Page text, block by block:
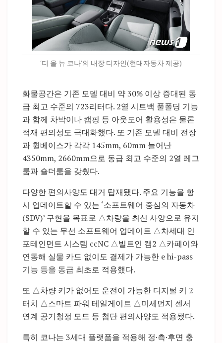
‘디 올 뉴 코나’의 내장 디자인(현대자동차 제공)
화물공간은 기존 모델 대비 약 30% 이상 증대된 동
급 최고 수준의 723리터다. 2열 시트백 풀폴딩 기능
과 함께 차박이나 캠핑 등 아웃도어 활용성은 물론
적재 편의성도 극대화했다. 또 기존 모델 대비 전장
과 휠베이스가 각각 145mm, 60mm 늘어난
4350mm, 2660mm으로 동급 최고 수준의 2열 레그
룸과 숄더룸을 갖췄다.
다양한 편의사양도 대거 탑재됐다. 주요 기능을 항
시 업데이트할 수 있는 ‘소프트웨어 중심의 자동차
(SDV)’ 구현을 목표로 △차량을 최신 사양으로 유지
할 수 있는 무선 소프트웨어 업데이트 △차세대 인
포테인먼트 시스템 ccNC △빌트인 캠2 △카페이와
연동해 실물 카드 없이도 결제가 가능한 e hi-pass
기능 등을 동급 최초로 적용했다.
또 △차량 키가 없어도 운전이 가능한 디지털 키 2
터치 △스마트 파워 테일게이트 △미세먼지 센서
연계 공기청정 모드 등 첨단 편의사양도 적용됐다.
특히 코나는 3세대 플랫폼을 적용해 정·측·후면 충